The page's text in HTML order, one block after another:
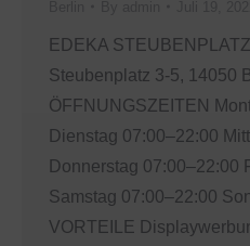
EDEKA
Steubenplatz 3-5, 14050
ÖFFNUNGSZEITEN
Dienstag 07:00–22:00
Donnerstag 07:00–22:00
Samstag 07:00–22:00
VORTEILE